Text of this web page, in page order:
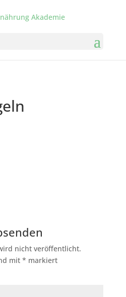
nicht veröffentlicht.
mit * markiert